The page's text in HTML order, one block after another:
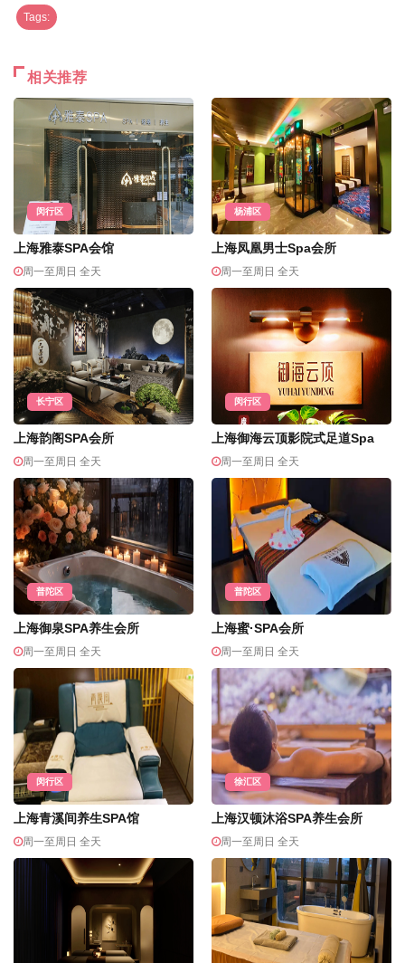
Tags:
相关推荐
闵行区
上海雅泰SPA会馆
周一至周日 全天
杨浦区
上海凤凰男士Spa会所
周一至周日 全天
长宁区
上海韵阁SPA会所
周一至周日 全天
闵行区
上海御海云顶影院式足道Spa
周一至周日 全天
普陀区
上海御泉SPA养生会所
周一至周日 全天
普陀区
上海蜜·SPA会所
周一至周日 全天
闵行区
上海青溪间养生SPA馆
周一至周日 全天
徐汇区
上海汉顿沐浴SPA养生会所
周一至周日 全天